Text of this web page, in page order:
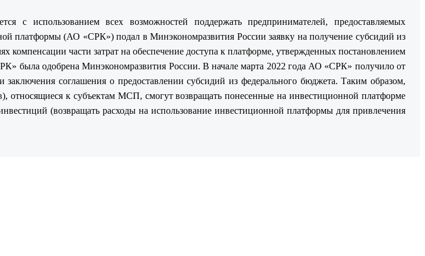
с использованием всех возможностей поддержать предпринимателей, предоставляемых
платформы (АО «СРК») подал в Минэкономразвития России заявку на получение субсидий из
компенсации части затрат на обеспечение доступа к платформе, утвержденных постановлением
была одобрена Минэкономразвития России. В начале марта 2022 года АО «СРК» получило от
соглашения о предоставлении субсидий из федерального бюджета. Таким образом,
к субъектам МСП, смогут возвращать понесенные на инвестиционной платформе
(возвращать расходы на использование инвестиционной платформы для привлечения